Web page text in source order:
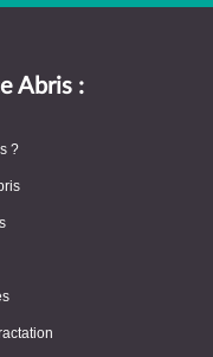
Abris :
?